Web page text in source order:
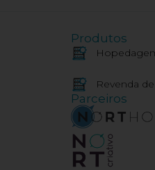
Produtos
Revenda
Parceiros